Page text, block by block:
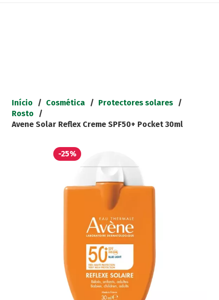
Início / Cosmética / Protectores solares /
Rosto
/
Avene Solar Reflex Creme SPF50+ Pocket 30ml
-25%